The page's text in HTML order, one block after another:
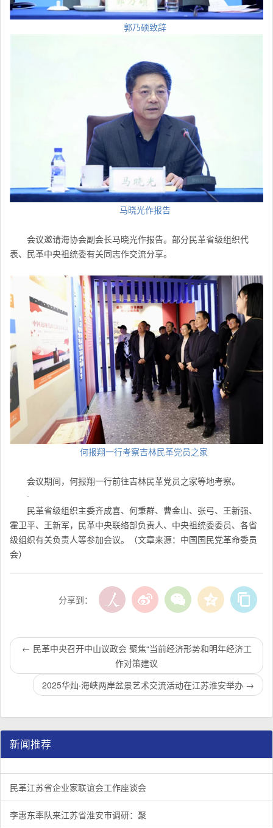
郭乃硕致辞
马晓光作报告
会议邀请海协会副会长马晓光作报告。部分民革省级组织代
表、民革中央祖统委有关同志作交流分享。
何报翔一行考察吉林民革党员之家
会议期间，何报翔一行前往吉林民革党员之家等地考察。
·
民革省级组织主委齐成喜、何秉群、曹金山、张弓、王新强、
霍卫平、王新军，民革中央联络部负责人、中央祖统委委员、各省
级组织有关负责人等参加会议。（文章来源：中国国民党革命委员
会）
分享到：
← 民革中央召开中山议政会 聚焦“当前经济形势和明年经济工
作对策建议
2025华灿·海峡两岸盆景艺术交流活动在江苏淮安举办 →
新闻推荐
民革江苏省企业家联谊会工作座谈会在宁召开
1/3 李惠东率队来江苏省淮安市调研：聚焦民革党员之家建设管
2/3 民革江苏省委召开“主题教育活动” 领导班子民主生活会
3/3
民革江苏省企业家联谊会工作座谈会
李惠东率队来江苏省淮安市调研：聚